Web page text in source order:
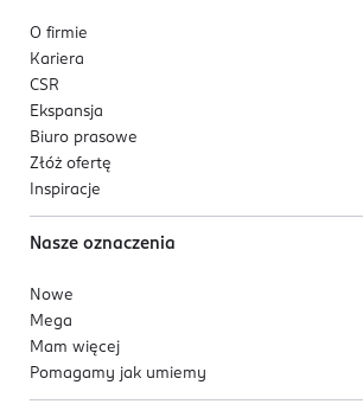
O firmie
Kariera
CSR
Ekspansja
Biuro prasowe
Złóż ofertę
Inspiracje
Nasze oznaczenia
Nowe
Mega
Mam więcej
Pomagamy jak umiemy